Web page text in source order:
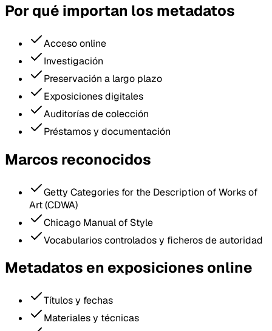
Por qué importan los metadatos
Acceso online
Investigación
Preservación a largo plazo
Exposiciones digitales
Auditorías de colección
Préstamos y documentación
Marcos reconocidos
Getty Categories for the Description of Works of
Art (CDWA)
Chicago Manual of Style
Vocabularios controlados y ficheros de autoridad
Metadatos en exposiciones online
Títulos y fechas
Materiales y técnicas